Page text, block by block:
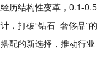
历结构性变革，0.1-0.5
，打破“钻石=奢侈品”的
配的新选择，推动行业